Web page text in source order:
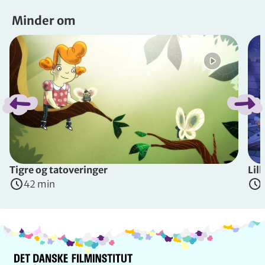
Minder om
Spring bånd over
Tigre og tatoveringer
42 min
Info og kontakt